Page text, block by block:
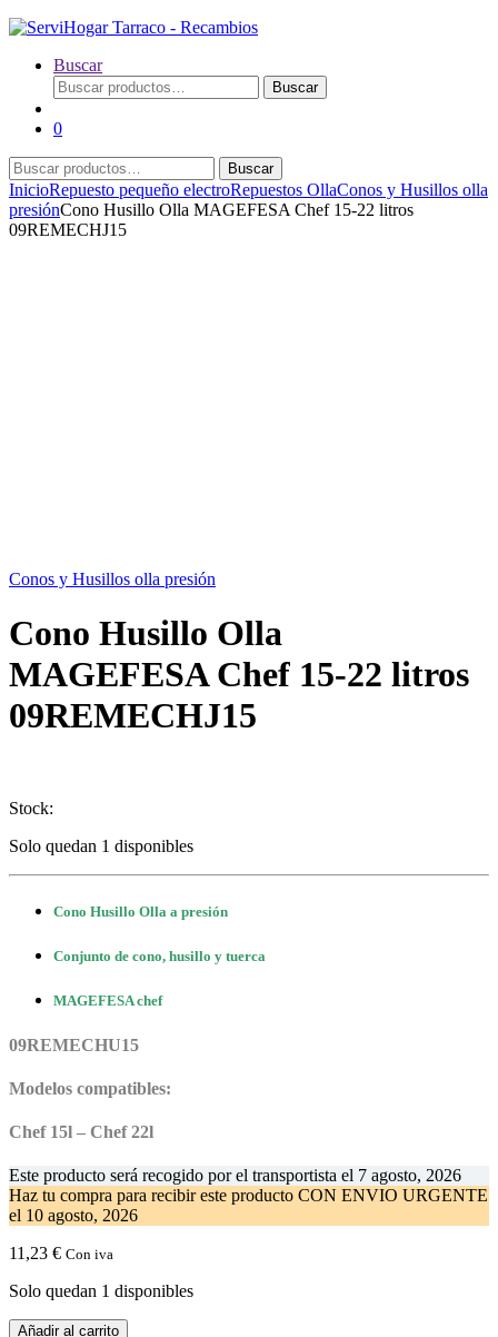
Buscar
Buscar
por:
Buscar
0
Buscar
por:
Buscar
InicioRepuesto pequeño electroRepuestos OllaConos y Husillos olla
presiónCono Husillo Olla MAGEFESA Chef 15-22 litros
09REMECHJ15
Conos y Husillos olla presión
Cono Husillo Olla
MAGEFESA Chef 15-22 litros
09REMECHJ15
Stock:
Solo quedan 1 disponibles
Cono Husillo Olla a presión
Conjunto de cono, husillo y tuerca
MAGEFESA chef
09REMECHU15
Modelos compatibles:
Chef 15l – Chef 22l
Este producto será recogido por el transportista el 7 agosto, 2026
Haz tu compra para recibir este producto CON ENVIO URGENTE
el 10 agosto, 2026
11,23 € Con iva
Solo quedan 1 disponibles
Cono
Añadir al carrito